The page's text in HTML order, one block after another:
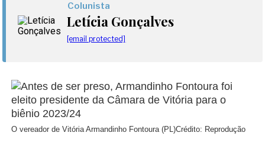
Colunista
Letícia Gonçalves
[email protected]
O vereador de Vitória Armandinho Fontoura (PL)Crédito: Reprodução